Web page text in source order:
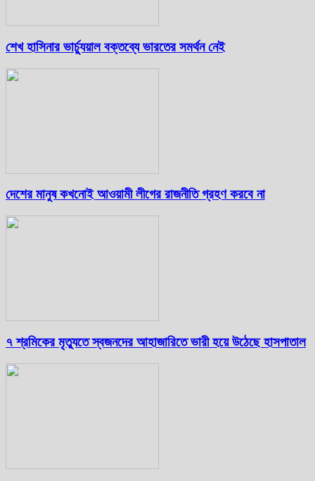
শেখ হাসিনার ভার্চ্যুয়াল বক্তব্যে ভারতের সমর্থন নেই
দেশের মানুষ কখনোই আওয়ামী লীগের রাজনীতি গ্রহণ করবে না
৭ শ্রমিকের মৃত্যুতে স্বজনদের আহাজারিতে ভারী হয়ে উঠেছে হাসপাতাল